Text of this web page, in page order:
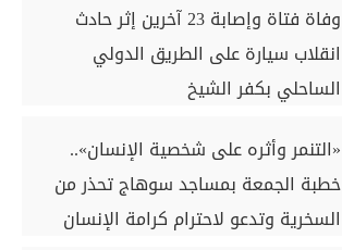
وفاة فتاة وإصابة 23 آخرين إثر حادث
انقلاب سيارة على الطريق الدولي
الساحلي بكفر الشيخ
«التنمر وأثره على شخصية الإنسان»..
خطبة الجمعة بمساجد سوهاج تحذر من
السخرية وتدعو لاحترام كرامة الإنسان